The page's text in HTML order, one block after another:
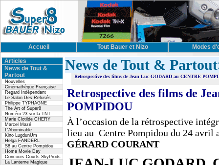
Accueil Tout Bauer et Nizo Modes
Articles
News de Tout &
Partout
Nouvelles
Cinémathèque Française
Regard Indépendant
Le Salon Des Refusés
Philippe TYPHAGNE
The Art of Super8
Numéro 23 sur la TNT
Marie Clotilde CHERY
Marcel Mazé
L'Abominable
Kino LugdunUm
Helga FANDERL
S8 au Centre Pompidou
Home Movie Day
Concours Courts SkyProds
La Lanterne Magique
News de Tout & Partout
Retrospective des films de Jean Luc GODARD au CENTRE
Retrospective des films de
POMPIDOU
À l’occasion de la rétrospective
lieu au Centre Pompidou du 24 avril
GÉRARD COURANT